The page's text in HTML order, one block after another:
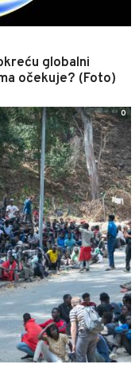
globalni
očekuje? (Foto)
0